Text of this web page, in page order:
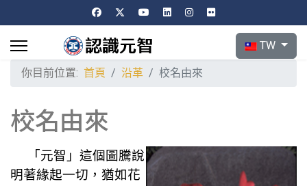
選擇你的語言
TW
你目前位置: 首頁 沿革 校名由來
校名由來
「元智」這個圖騰說
明著緣起一切，猶如花